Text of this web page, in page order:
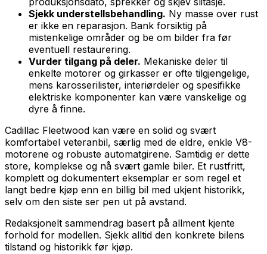
Sjekk understellsbehandling. Ny masse over rust
er ikke en reparasjon. Bank forsiktig på
mistenkelige områder og be om bilder fra før
eventuell restaurering.
Vurder tilgang på deler. Mekaniske deler til
enkelte motorer og girkasser er ofte tilgjengelige,
mens karosserilister, interiørdeler og spesifikke
elektriske komponenter kan være vanskelige og
dyre å finne.
Cadillac Fleetwood kan være en solid og svært
komfortabel veteranbil, særlig med de eldre, enkle V8-
motorene og robuste automatgirene. Samtidig er dette
store, komplekse og nå svært gamle biler. Et rustfritt,
komplett og dokumentert eksemplar er som regel et
langt bedre kjøp enn en billig bil med ukjent historikk,
selv om den siste ser pen ut på avstand.
Redaksjonelt sammendrag basert på allment kjente
forhold for modellen. Sjekk alltid den konkrete bilens
tilstand og historikk før kjøp.